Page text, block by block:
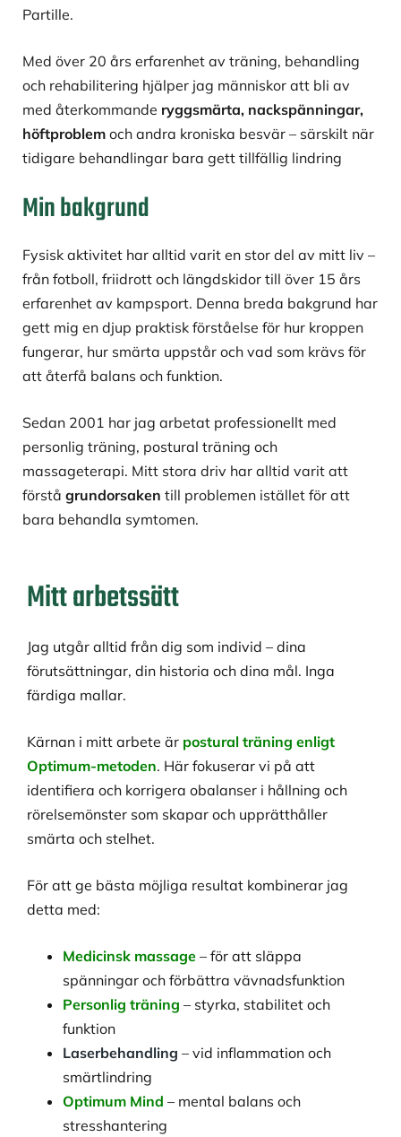
Partille.
Med över 20 års erfarenhet av träning, behandling
och rehabilitering hjälper jag människor att bli av
med återkommande ryggsmärta, nackspänningar,
höftproblem och andra kroniska besvär – särskilt när
tidigare behandlingar bara gett tillfällig lindring
Min bakgrund
Fysisk aktivitet har alltid varit en stor del av mitt liv –
från fotboll, friidrott och längdskidor till över 15 års
erfarenhet av kampsport. Denna breda bakgrund har
gett mig en djup praktisk förståelse för hur kroppen
fungerar, hur smärta uppstår och vad som krävs för
att återfå balans och funktion.
Sedan 2001 har jag arbetat professionellt med
personlig träning, postural träning och
massageterapi. Mitt stora driv har alltid varit att
förstå grundorsaken till problemen istället för att
bara behandla symtomen.
Mitt arbetssätt
Jag utgår alltid från dig som individ – dina
förutsättningar, din historia och dina mål. Inga
färdiga mallar.
Kärnan i mitt arbete är postural träning enligt
Optimum-metoden. Här fokuserar vi på att
identifiera och korrigera obalanser i hållning och
rörelsemönster som skapar och upprätthåller
smärta och stelhet.
För att ge bästa möjliga resultat kombinerar jag
detta med:
Medicinsk massage – för att släppa
spänningar och förbättra vävnadsfunktion
Personlig träning – styrka, stabilitet och
funktion
Laserbehandling – vid inflammation och
smärtlindring
Optimum Mind – mental balans och
stresshantering